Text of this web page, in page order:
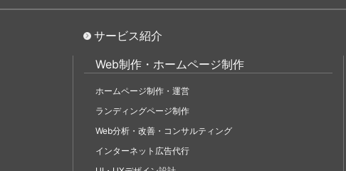
サービス紹介
Web制作・ホームページ制作
ホームページ制作・運営
ランディングページ制作
Web分析・改善・コンサルティング
インターネット広告代行